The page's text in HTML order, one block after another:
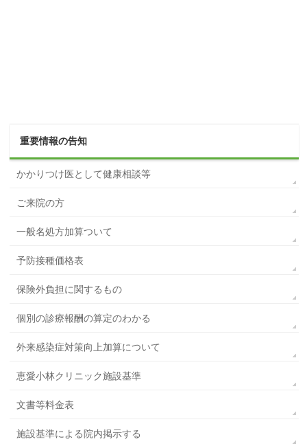
重要情報の告知
かかりつけ医として健康相談等
ご来院の方
一般名処方加算ついて
予防接種価格表
保険外負担に関するもの
個別の診療報酬の算定のわかる
外来感染症対策向上加算について
恵愛小林クリニック施設基準
文書等料金表
施設基準による院内掲示する